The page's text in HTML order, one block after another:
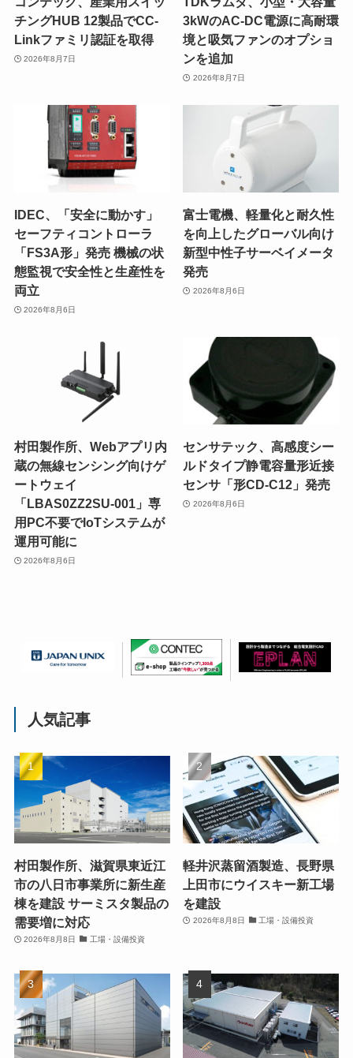
チングHUB 12製品でCC-
Linkファミリ認証を取得
2026年8月7日
3kWのAC-DC電源に高耐環
境と吸気ファンのオプショ
ンを追加
2026年8月7日
IDEC、「安全に動かす」
セーフティコントローラ
「FS3A形」発売 機械の状
態監視で安全性と生産性を
両立
2026年8月6日
富士電機、軽量化と耐久性
を向上したグローバル向け
新型中性子サーベイメータ
発売
2026年8月6日
村田製作所、Webアプリ内
蔵の無線センシング向けゲ
ートウェイ
「LBAS0ZZ2SU-001」専
用PC不要でIoTシステムが
運用可能に
2026年8月6日
センサテック、高感度シー
ルドタイプ静電容量形近接
センサ「形CD-C12」発売
2026年8月6日
人気記事
村田製作所、滋賀県東近江
市の八日市事業所に新生産
棟を建設 サーミスタ製品の
需要増に対応
2026年8月8日 工場・設備投資
軽井沢蒸留酒製造、長野県
上田市にウイスキー新工場
を建設
2026年8月8日 工場・設備投資